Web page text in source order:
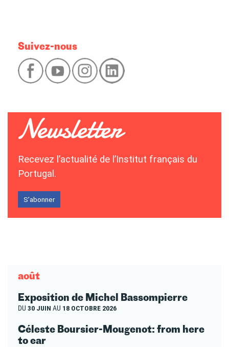
Suivez-nous
Recevez l’actualité de l’Institut français du
Portugal.
S’abonner
août
Exposition de Michel Bassompierre
DU 30 JUIN AU 18 OCTOBRE 2026
Céleste Boursier-Mougenot: from here
to ear